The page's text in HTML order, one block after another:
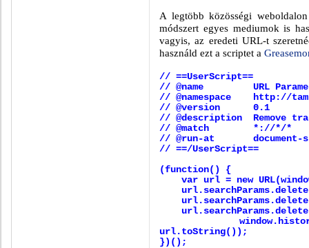
A legtöbb közösségi
módszert egyes mediumok is
vagyis, az eredeti URL-t
használd ezt a scriptet a
// ==UserScript==
// @name URL
// @namespace http://
// @version 0.1
// @description Remove
// @match *://*/*
// @run-at document-
// ==/UserScript==
(function() {
var url = new
url.toString());
})();